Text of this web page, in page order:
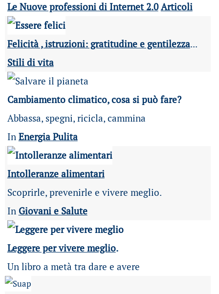
Le Nuove professioni di Internet 2.0 Articoli
Felicità , istruzioni: gratitudine e gentilezza...
Stili di vita
Cambiamento climatico, cosa si può fare?
Abbassa, spegni, ricicla, cammina
In Energia Pulita
Intolleranze alimentari
Scoprirle, prevenirle e vivere meglio.
In Giovani e Salute
Leggere per vivere meglio.
Un libro a metà tra dare e avere